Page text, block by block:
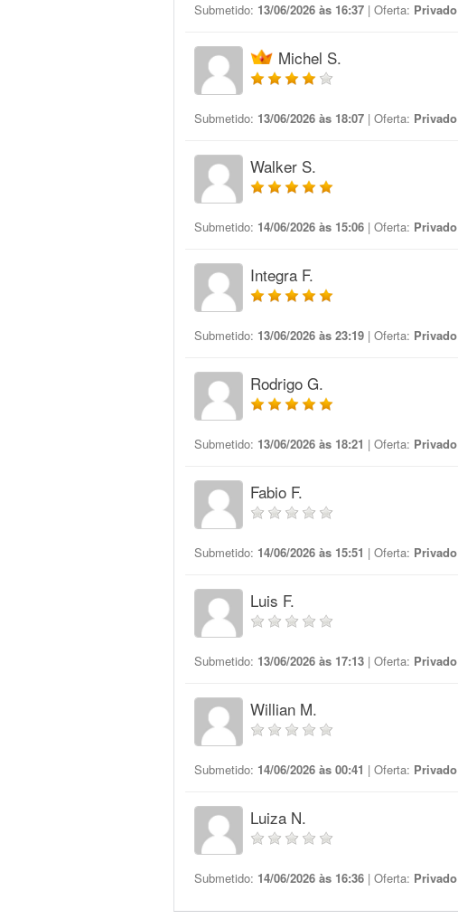
Submetido: 13/06/2026 às 16:37 | Oferta: Privado
Michel S.
Submetido: 13/06/2026 às 18:07 | Oferta: Privado
Walker S.
Submetido: 14/06/2026 às 15:06 | Oferta: Privado
Integra F.
Submetido: 13/06/2026 às 23:19 | Oferta: Privado
Rodrigo G.
Submetido: 13/06/2026 às 18:21 | Oferta: Privado
Fabio F.
Submetido: 14/06/2026 às 15:51 | Oferta: Privado
Luis F.
Submetido: 13/06/2026 às 17:13 | Oferta: Privado
Willian M.
Submetido: 14/06/2026 às 00:41 | Oferta: Privado
Luiza N.
Submetido: 14/06/2026 às 16:36 | Oferta: Privado